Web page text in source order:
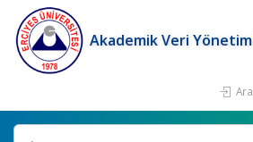
Akademik Veri
Ara